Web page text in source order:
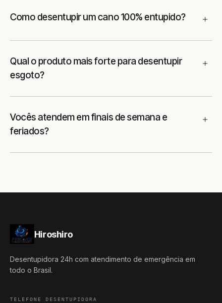
Como desentupir um cano 100% entupido?
Qual o produto mais forte para desentupir
esgoto?
Vocês atendem em finais de semana e
feriados?
Hiroshiro
Desentupidora 24h com atendimento de emergência em
todo o Brasil.
TELEFONE DESENTUPIDORA